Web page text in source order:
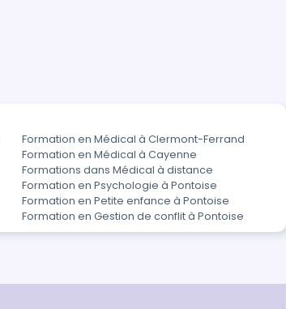
Formation en Médical à Clermont-Ferrand
Formation en Médical à Cayenne
Formations dans Médical à distance
Formation en Psychologie à Pontoise
Formation en Petite enfance à Pontoise
Formation en Gestion de conflit à Pontoise